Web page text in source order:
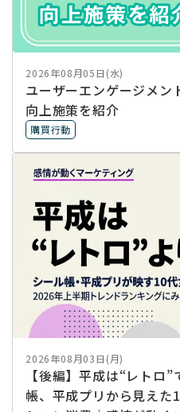
2026年08月05日(水)
ユーザーエンゲージメン
向上施策を紹介
購買行動
2026年08月03日(月)
【後編】平成は“レトロ
帳、平成プリから見えた